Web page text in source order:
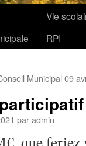
Vie
RPI
Municipal 09
paradmin
que feriez